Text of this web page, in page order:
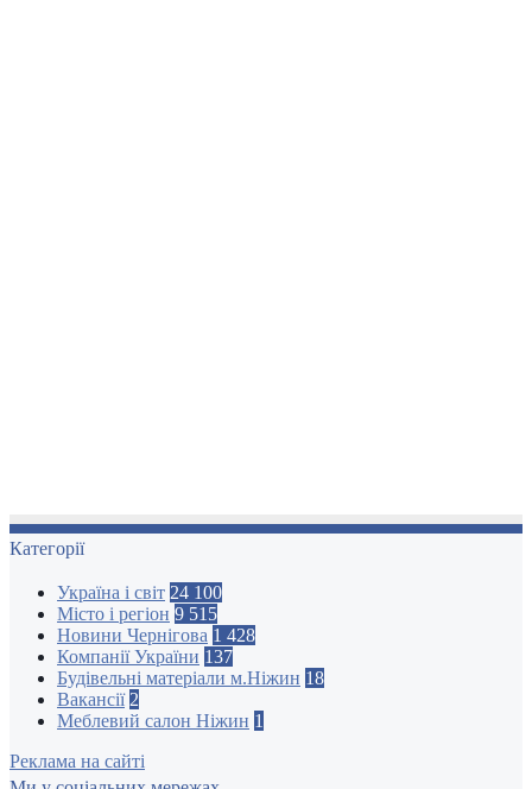
Категорії
Україна і світ 24 100
Місто і регіон 9 515
Новини Чернігова 1 428
Компанії України 137
Будівельні матеріали м.Ніжин 18
Вакансії 2
Меблевий салон Ніжин 1
Реклама на сайті